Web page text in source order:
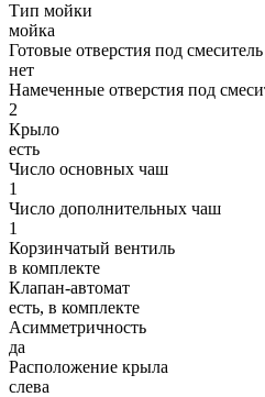
Тип мойки
мойка
Готовые отверстия под смеситель
нет
Намеченные отверстия под
2
Крыло
есть
Число основных чаш
1
Число дополнительных чаш
1
Корзинчатый вентиль
в комплекте
Клапан-автомат
есть, в комплекте
Асимметричность
да
Расположение крыла
слева